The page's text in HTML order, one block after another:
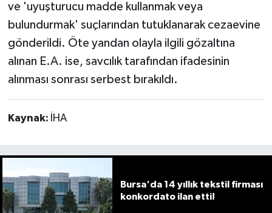
ve 'uyuşturucu madde kullanmak veya
bulundurmak' suçlarından tutuklanarak cezaevine
gönderildi. Öte yandan olayla ilgili gözaltına
alınan E.A. ise, savcılık tarafından ifadesinin
alınması sonrası serbest bırakıldı.
Kaynak: İHA
Bursa'da 14 yıllık tekstil firması
konkordato ilan etti!